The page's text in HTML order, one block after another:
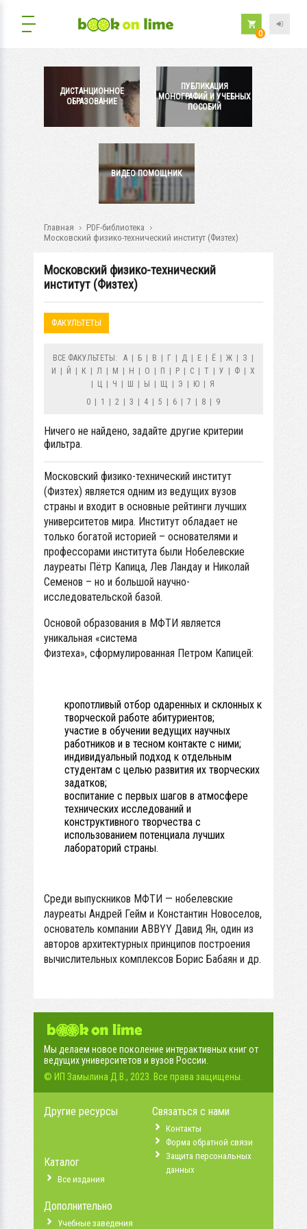
0
ДИСТАНЦИОННОЕ
ОБРАЗОВАНИЕ
ПУБЛИКАЦИЯ
МОНОГРАФИЙ И УЧЕБНЫХ
ПОСОБИЙ
ВИДЕО ПОМОЩНИК
Главная
PDF-библиотека
Московский физико-технический институт (Физтех)
Московский физико-технический
институт (Физтех)
ФАКУЛЬТЕТЫ
ВСЕ ФАКУЛЬТЕТЫ: А Б В Г Д Е Ё Ж З
И
Й К Л М Н О П Р С Т У Ф
Х
Ц Ч Ш Ы Щ Э Ю
Я
0
1 2 3 4 5 6 7 8 9
Ничего не найдено, задайте другие критерии
фильтра.
Московский физико-технический институт
(Физтех) является одним из ведущих вузов
страны и входит в основные рейтинги лучших
университетов мира. Институт обладает не
только богатой историей – основателями и
профессорами института были Нобелевские
лауреаты Пётр Капица, Лев Ландау и Николай
Семенов – но и большой научно-
исследовательской базой.
Основой образования в МФТИ является
уникальная «система
Физтеха», сформулированная Петром Капицей:
кропотливый отбор одаренных и склонных к
творческой работе абитуриентов;
участие в обучении ведущих научных
работников и в тесном контакте с ними;
индивидуальный подход к отдельным
студентам с целью развития их творческих
задатков;
воспитание с первых шагов в атмосфере
технических исследований и
конструктивного творчества с
использованием потенциала лучших
лабораторий страны.
Среди выпускников МФТИ — нобелевские
лауреаты Андрей Гейм и Константин Новоселов,
основатель компании ABBYY Давид Ян, один из
авторов архитектурных принципов построения
вычислительных комплексов Борис Бабаян и др.
Мы делаем новое поколение интерактивных книг от
ведущих университетов и вузов России.
© ИП Замылина Д.В., 2023. Все права защищены.
Другие ресурсы
Каталог
Все издания
Дополнительно
Учебные заведения
Связаться с нами
Контакты
Форма обратной связи
Защита персональных
данных